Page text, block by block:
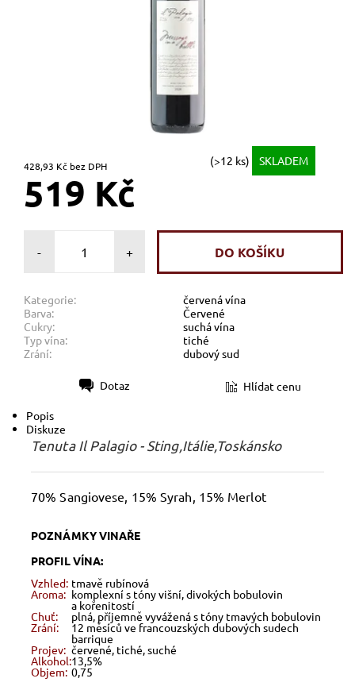
428,93 Kč bez DPH (>12 ks) SKLADEM
519 Kč
- +
Kategorie:
červená vína
Barva:
Červené
Cukry:
suchá vína
Typ vína:
tiché
Zrání:
dubový sud
Dotaz Hlídat cenu
Popis
Diskuze
Tenuta Il Palagio - Sting,Itálie,Toskánsko
70% Sangiovese, 15% Syrah, 15% Merlot
POZNÁMKY VINAŘE
PROFIL VÍNA:
Vzhled: tmavě rubínová
Aroma: komplexní s tóny višní, divokých bobulovin
a kořenitostí
Chuť: plná, příjemně vyvážená s tóny tmavých bobulovin
Zrání: 12 měsíců ve francouzských dubových sudech
barrique
Projev: červené, tiché, suché
Alkohol:13,5%
Objem: 0,75